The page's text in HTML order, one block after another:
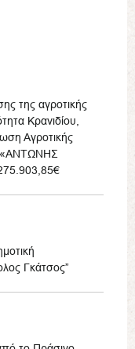
της αγροτικής
Κρανιδίου,
Αγροτικής
«ΑΝΤΩΝΗΣ
Γκάτσος”